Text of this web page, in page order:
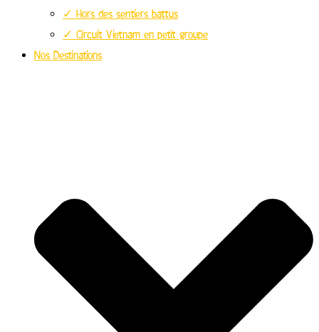
✓ Hors des sentiers battus
✓ Circuit Vietnam en petit groupe
Nos Destinations